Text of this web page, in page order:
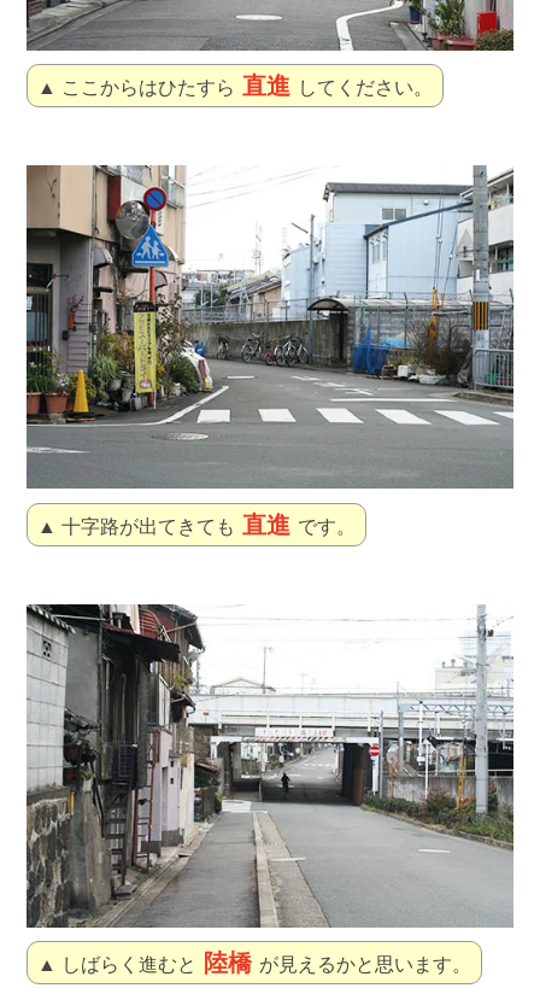
▲ ここからはひたすら 直進 してください。
▲ 十字路が出てきても 直進 です。
▲ しばらく進むと 陸橋 が見えるかと思います。